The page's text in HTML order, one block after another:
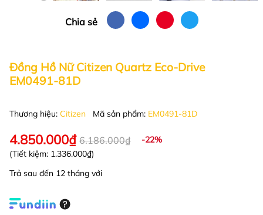
Chia sẻ
Đồng Hồ Nữ Citizen Quartz Eco-Drive
EM0491-81D
Thương hiệu: Citizen Mã sản phẩm: EM0491-81D
4.850.000₫ 6.186.000₫
-22%
(Tiết kiệm: 1.336.000₫)
Trả sau đến 12 tháng với